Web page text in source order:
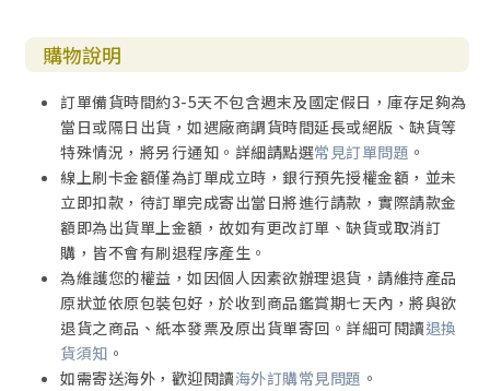
購物說明
訂單備貨時間約3-5天不包含週末及國定假日，庫存足夠為
當日或隔日出貨，如遇廠商調貨時間延長或絕版、缺貨等
特殊情況，將另行通知。詳細請點選常見訂單問題 。
線上刷卡金額僅為訂單成立時，銀行預先授權金額，並未
立即扣款，待訂單完成寄出當日將進行請款，實際請款金
額即為出貨單上金額，故如有更改訂單、缺貨或取消訂
購，皆不會有刷退程序產生。
為維護您的權益，如因個人因素欲辦理退貨，請維持產品
原狀並依原包裝包好，於收到商品鑑賞期七天內，將與欲
退貨之商品、紙本發票及原出貨單寄回。詳細可閱讀退換
貨須知 。
如需寄送海外，歡迎閱讀海外訂購常見問題 。